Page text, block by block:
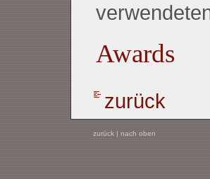
Awards
zurück
zurück| nach oben